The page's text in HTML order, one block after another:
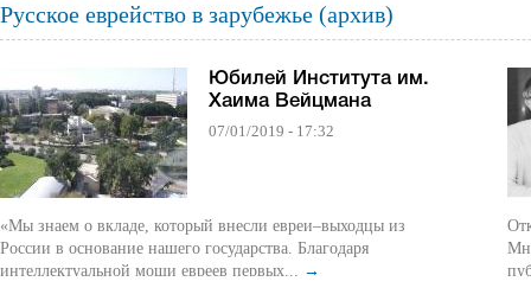
Русское еврейство в зарубежье (архив)
Юбилей Института им.
Хаима Вейцмана
07/01/2019 - 17:32
«Мы знаем о вкладе, который внесли евреи–выходцы из
России в основание нашего государства. Благодаря
интеллектуальной мощи евреев первых... →